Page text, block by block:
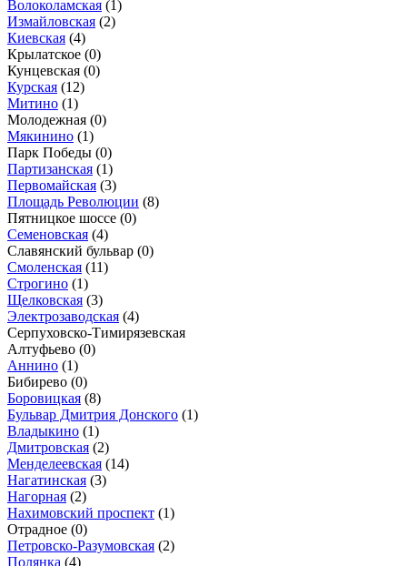
Волоколамская (1)
Измайловская (2)
Киевская (4)
Крылатское (0)
Кунцевская (0)
Курская (12)
Митино (1)
Молодежная (0)
Мякинино (1)
Парк Победы (0)
Партизанская (1)
Первомайская (3)
Площадь Революции (8)
Пятницкое шоссе (0)
Семеновская (4)
Славянский бульвар (0)
Смоленская (11)
Строгино (1)
Щелковская (3)
Электрозаводская (4)
Серпуховско-Тимирязевская
Алтуфьево (0)
Аннино (1)
Бибирево (0)
Боровицкая (8)
Бульвар Дмитрия Донского (1)
Владыкино (1)
Дмитровская (2)
Менделеевская (14)
Нагатинская (3)
Нагорная (2)
Нахимовский проспект (1)
Отрадное (0)
Петровско-Разумовская (2)
Полянка (4)